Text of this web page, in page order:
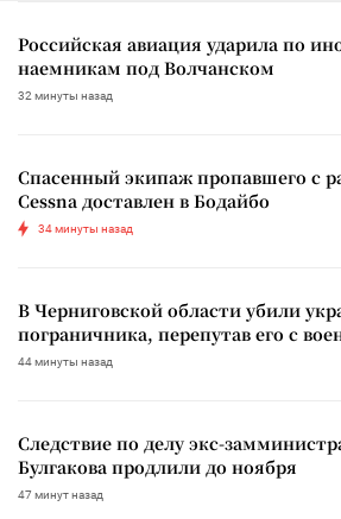
Российская авиация ударила по
наемникам под Волчанском
32 минуты назад
Спасенный экипаж пропавшего с
Cessna доставлен в Бодайбо
34 минуты назад
В Черниговской области убили
пограничника, перепутав его с
44 минуты назад
Следствие по делу экс-
Булгакова продлили до ноября
47 минут назад